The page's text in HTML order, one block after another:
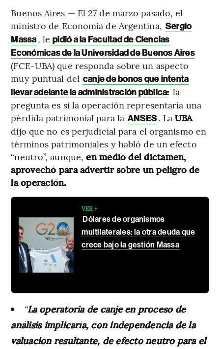
Buenos Aires — El 27 de marzo pasado, el
ministro de Economía de Argentina, Sergio
Massa, le pidió a la Facultad de Ciencias
Económicas de la Universidad de Buenos Aires
(FCE-UBA) que responda sobre un aspecto
muy puntual del canje de bonos que intenta
llevar adelante la administración pública: la
pregunta es si la operación representaría una
pérdida patrimonial para la ANSES. La UBA
dijo que no es perjudicial para el organismo en
términos patrimoniales y habló de un efecto
“neutro”, aunque, en medio del dictamen,
aprovechó para advertir sobre un peligro de
la operación.
VER +
Dólares de organismos
multilaterales: la otra deuda que
crece bajo la gestión Massa
“La operatoria de canje en proceso de
análisis implicaría, con independencia de la
valuación resultante, de efecto neutro para el